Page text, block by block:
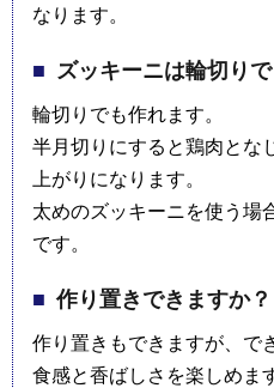
なります。
ズッキーニは輪切り
輪切りでも作れます。
半月切りにすると鶏肉とな
上がりになります。
太めのズッキーニを使う場
です。
作り置きできますか？
作り置きもできますが、で
食感と香ばしさを楽しめま